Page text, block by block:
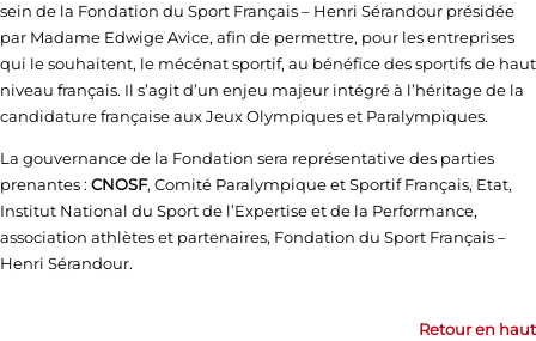
sein de la Fondation du Sport Français – Henri Sérandour présidée
par Madame Edwige Avice, afin de permettre, pour les entreprises
qui le souhaitent, le mécénat sportif, au bénéfice des sportifs de haut
niveau français. Il s’agit d’un enjeu majeur intégré à l’héritage de la
candidature française aux Jeux Olympiques et Paralympiques.
La gouvernance de la Fondation sera représentative des parties
prenantes : CNOSF, Comité Paralympique et Sportif Français, Etat,
Institut National du Sport de l’Expertise et de la Performance,
association athlètes et partenaires, Fondation du Sport Français –
Henri Sérandour.
Retour en haut